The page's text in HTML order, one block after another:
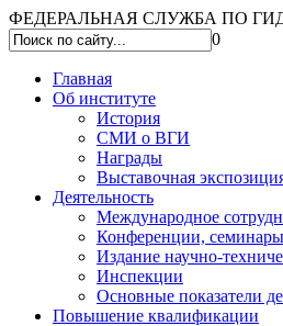
ФЕДЕРАЛЬНАЯ СЛУЖБА ПО
0
Главная
Об институте
История
СМИ о ВГИ
Награды
Выставочная
Деятельность
Международное
Конференции, семинары
Издание научно-
Инспекции
Основные показатели
Повышение квалификации